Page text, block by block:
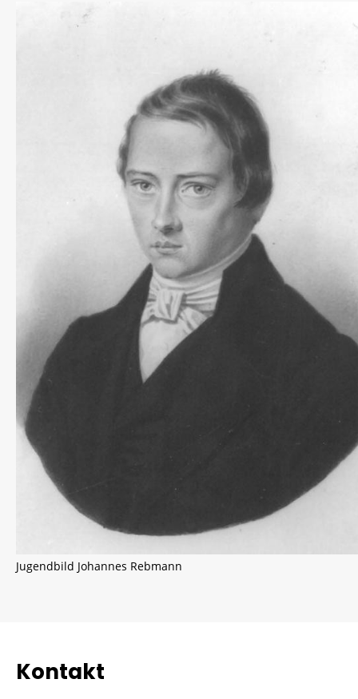
Jugendbild Johannes Rebmann
Kontakt